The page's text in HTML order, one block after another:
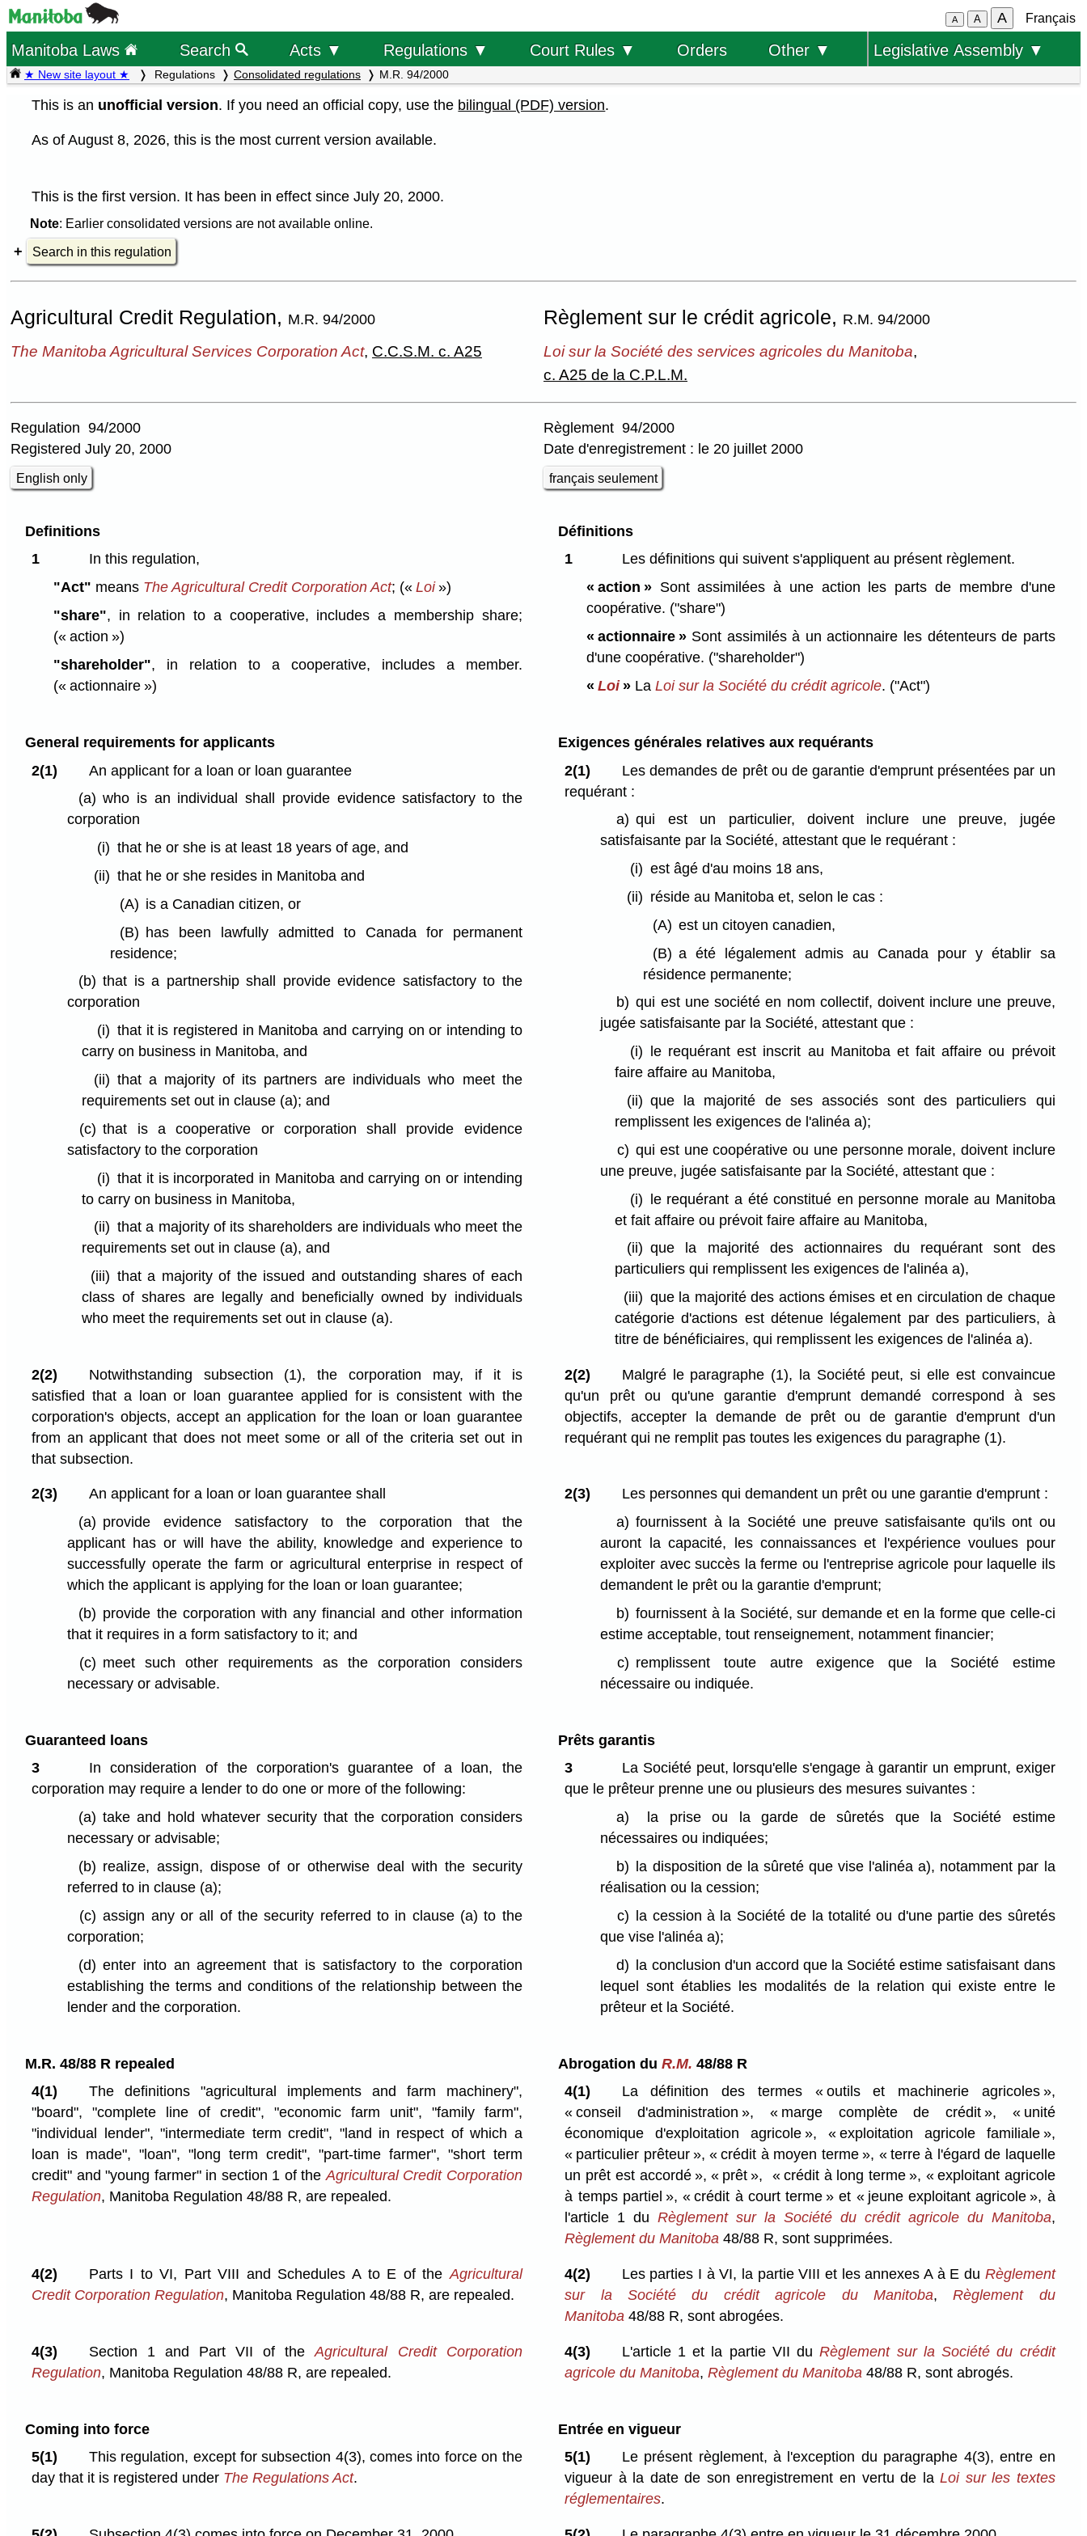
A A A Français
Manitoba Laws Search Acts ▼ Regulations ▼ Court Rules ▼ Orders Other ▼ Legislative Assembly ▼
★ New site layout ★ Regulations Consolidated regulations M.R. 94/2000
This is an unofficial version. If you need an official copy, use the bilingual (PDF) version.
As of August 8, 2026, this is the most current version available.
This is the first version. It has been in effect since July 20, 2000.
Note: Earlier consolidated versions are not available online.
Search in this regulation
Agricultural Credit Regulation, M.R. 94/2000 Règlement sur le crédit agricole, R.M. 94/2000
The Manitoba Agricultural Services Corporation Act, C.C.S.M. c. A25 Loi sur la Société des services agricoles du Manitoba,
c. A25 de la C.P.L.M.
Regulation 94/2000
Registered July 20, 2000
English only
Règlement 94/2000
Date d'enregistrement : le 20 juillet 2000
français seulement
Definitions
1
In this regulation,
"Act" means The Agricultural Credit Corporation Act; (« Loi»)
"share", in relation to a cooperative, includes a membership share;
(« action »)
"shareholder", in relation to a cooperative, includes a member.
(« actionnaire »)
Définitions
1
Les définitions qui suivent s'appliquent au présent règlement.
« action » Sont assimilées à une action les parts de membre d'une
coopérative. ("share")
« actionnaire »Sont assimilés à un actionnaire les détenteurs de parts
d'une coopérative. ("shareholder")
« Loi» La Loi sur la Société du crédit agricole. ("Act")
General requirements for applicants
2(1)
An applicant for a loan or loan guarantee
(a) who is an individual shall provide evidence satisfactory to the
corporation
(i) that he or she is at least 18 years of age, and
(ii) that he or she resides in Manitoba and
(A) is a Canadian citizen, or
(B) has been lawfully admitted to Canada for permanent
residence;
(b) that is a partnership shall provide evidence satisfactory to the
corporation
(i) that it is registered in Manitoba and carrying on or intending to
carry on business in Manitoba, and
(ii) that a majority of its partners are individuals who meet the
requirements set out in clause (a); and
(c) that is a cooperative or corporation shall provide evidence
satisfactory to the corporation
(i) that it is incorporated in Manitoba and carrying on or intending
to carry on business in Manitoba,
(ii) that a majority of its shareholders are individuals who meet the
requirements set out in clause (a), and
(iii) that a majority of the issued and outstanding shares of each
class of shares are legally and beneficially owned by individuals
who meet the requirements set out in clause (a).
Exigences générales relatives aux requérants
2(1)
Les demandes de prêt ou de garantie d'emprunt présentées par un
requérant :
a) qui est un particulier, doivent inclure une preuve, jugée
satisfaisante par la Société, attestant que le requérant :
(i) est âgé d'au moins 18 ans,
(ii) réside au Manitoba et, selon le cas :
(A) est un citoyen canadien,
(B) a été légalement admis au Canada pour y établir sa
résidence permanente;
b) qui est une société en nom collectif, doivent inclure une preuve,
jugée satisfaisante par la Société, attestant que :
(i)
le requérant est inscrit au Manitoba et fait affaire ou prévoit
faire affaire au Manitoba,
(ii) que la majorité de ses associés sont des particuliers qui
remplissent les exigences de l'alinéa a);
c) qui est une coopérative ou une personne morale, doivent inclure
une preuve, jugée satisfaisante par la Société, attestant que :
(i) le requérant a été constitué en personne morale au Manitoba
et fait affaire ou prévoit faire affaire au Manitoba,
(ii) que la majorité des actionnaires du requérant sont des
particuliers qui remplissent les exigences de l'alinéa a),
(iii) que la majorité des actions émises et en circulation de chaque
catégorie d'actions est détenue légalement par des particuliers, à
titre de bénéficiaires, qui remplissent les exigences de l'alinéa a).
2(2)
Notwithstanding subsection (1), the corporation may, if it is
satisfied that a loan or loan guarantee applied for is consistent with the
corporation's objects, accept an application for the loan or loan guarantee
from an applicant that does not meet some or all of the criteria set out in
that subsection.
2(2)
Malgré le paragraphe (1), la Société peut, si elle est convaincue
qu'un prêt ou qu'une garantie d'emprunt demandé correspond à ses
objectifs, accepter la demande de prêt ou de garantie d'emprunt d'un
requérant qui ne remplit pas toutes les exigences du paragraphe (1).
2(3)
An applicant for a loan or loan guarantee shall
(a) provide evidence satisfactory to the corporation that the
applicant has or will have the ability, knowledge and experience to
successfully operate the farm or agricultural enterprise in respect of
which the applicant is applying for the loan or loan guarantee;
(b) provide the corporation with any financial and other information
that it requires in a form satisfactory to it; and
(c) meet such other requirements as the corporation considers
necessary or advisable.
2(3)
Les personnes qui demandent un prêt ou une garantie d'emprunt :
a) fournissent à la Société une preuve satisfaisante qu'ils ont ou
auront la capacité, les connaissances et l'expérience voulues pour
exploiter avec succès la ferme ou l'entreprise agricole pour laquelle ils
demandent le prêt ou la garantie d'emprunt;
b) fournissent à la Société, sur demande et en la forme que celle-ci
estime acceptable, tout renseignement, notamment financier;
c) remplissent toute autre exigence que la Société estime
nécessaire ou indiquée.
Guaranteed loans
3
In consideration of the corporation's guarantee of a loan, the
corporation may require a lender to do one or more of the following:
(a) take and hold whatever security that the corporation considers
necessary or advisable;
(b) realize, assign, dispose of or otherwise deal with the security
referred to in clause (a);
(c) assign any or all of the security referred to in clause (a) to the
corporation;
(d) enter into an agreement that is satisfactory to the corporation
establishing the terms and conditions of the relationship between the
lender and the corporation.
Prêts garantis
3
La Société peut, lorsqu'elle s'engage à garantir un emprunt, exiger
que le prêteur prenne une ou plusieurs des mesures suivantes :
a)
la prise ou la garde de sûretés que la Société estime
nécessaires ou indiquées;
b)
la disposition de la sûreté que vise l'alinéa a), notamment par la
réalisation ou la cession;
c) la cession à la Société de la totalité ou d'une partie des sûretés
que vise l'alinéa a);
d) la conclusion d'un accord que la Société estime satisfaisant dans
lequel sont établies les modalités de la relation qui existe entre le
prêteur et la Société.
M.R. 48/88 R repealed
4(1)
The definitions "agricultural implements and farm machinery",
"board", "complete line of credit", "economic farm unit", "family farm",
"individual lender", "intermediate term credit", "land in respect of which a
loan is made", "loan", "long term credit", "part-time farmer", "short term
credit" and "young farmer" in section 1 of theAgricultural Credit Corporation
Regulation, Manitoba Regulation 48/88 R, are repealed.
Abrogation du R.M. 48/88 R
4(1)
La définition des termes « outils et machinerie agricoles »,
« conseil d'administration », « marge complète de crédit », « unité
économique d'exploitation agricole », « exploitation agricole familiale »,
« particulier prêteur », « crédit à moyen terme », « terre à l'égard de laquelle
un prêt est accordé », « prêt », « crédit à long terme », « exploitant agricole
à temps partiel », « crédit à court terme » et « jeune exploitant agricole », à
l'article 1 duRèglement sur la Société du crédit agricole du Manitoba,
Règlement du Manitoba 48/88 R, sont supprimées.
4(2) Parts I to VI, Part VIII and Schedules A to E of theAgricultural
Credit Corporation Regulation, Manitoba Regulation 48/88 R, are repealed.
4(2) Les parties I à VI, la partie VIII et les annexes A à E du Règlement
sur la Société du crédit agricole du Manitoba,Règlement du
Manitoba 48/88 R, sont abrogées.
4(3) Section 1 and Part VII of theAgricultural Credit Corporation
Regulation, Manitoba Regulation 48/88 R, are repealed.
4(3) L'article 1 et la partie VII duRèglement sur la Société du crédit
agricole du Manitoba,Règlement du Manitoba 48/88 R, sont abrogés.
Coming into force
5(1)
This regulation, except for subsection 4(3), comes into force on the
day that it is registered under The Regulations Act.
Entrée en vigueur
5(1)
Le présent règlement, à l'exception du paragraphe 4(3), entre en
vigueur à la date de son enregistrement en vertu de laLoi sur les textes
réglementaires.